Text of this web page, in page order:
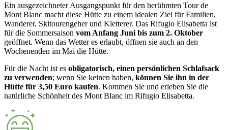
Ein ausgezeichneter Ausgangspunkt für den berühmten Tour de
Mont Blanc macht diese Hütte zu einem idealen Ziel für Familien,
Wanderer, Skitourengeher und Kletterer. Das Rifugio Elisabetta ist
für die Sommersaison vom Anfang Juni bis zum 2. Oktober
geöffnet. Wenn das Wetter es erlaubt, öffnen sie auch an den
Wochenenden im Mai die Hütte.
Für die Nacht ist es obligatorisch, einen persönlichen Schlafsack
zu verwenden; wenn Sie keinen haben, können Sie ihn in der
Hütte für 3,50 Euro kaufen. Kommen Sie und erleben Sie die
natürliche Schönheit des Mont Blanc im Rifugio Elisabetta.